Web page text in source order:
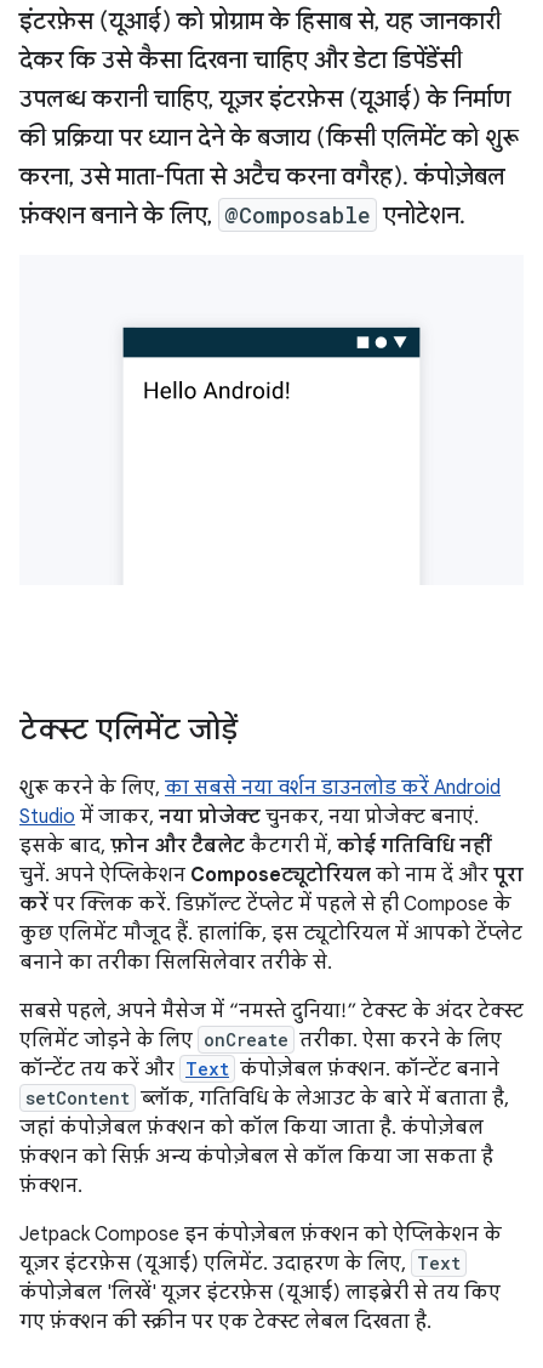
इंटरफ़ेस (यूआई) को प्रोग्राम के हिसाब से, यह जानकारी
देकर कि उसे कैसा दिखना चाहिए और डेटा डिपेंडेंसी
उपलब्ध करानी चाहिए, यूज़र इंटरफ़ेस (यूआई) के निर्माण
की प्रक्रिया पर ध्यान देने के बजाय (किसी एलिमेंट को शुरू
करना, उसे माता-पिता से अटैच करना वगैरह). कंपोज़ेबल
फ़ंक्शन बनाने के लिए, @Composable एनोटेशन.
टेक्स्ट एलिमेंट जोड़ें
शुरू करने के लिए, का सबसे नया वर्शन डाउनलोड करें Android
Studio में जाकर, नया प्रोजेक्ट चुनकर, नया प्रोजेक्ट बनाएं.
इसके बाद, फ़ोन और टैबलेट कैटगरी में, कोई गतिविधि नहीं
चुनें. अपने ऐप्लिकेशन Composeट्यूटोरियल को नाम दें और पूरा
करें पर क्लिक करें. डिफ़ॉल्ट टेंप्लेट में पहले से ही Compose के
कुछ एलिमेंट मौजूद हैं. हालांकि, इस ट्यूटोरियल में आपको टेंप्लेट
बनाने का तरीका सिलसिलेवार तरीके से.
सबसे पहले, अपने मैसेज में “नमस्ते दुनिया!” टेक्स्ट के अंदर टेक्स्ट
एलिमेंट जोड़ने के लिए onCreate तरीका. ऐसा करने के लिए
कॉन्टेंट तय करें और Text कंपोज़ेबल फ़ंक्शन. कॉन्टेंट बनाने
setContent ब्लॉक, गतिविधि के लेआउट के बारे में बताता है,
जहां कंपोज़ेबल फ़ंक्शन को कॉल किया जाता है. कंपोज़ेबल
फ़ंक्शन को सिर्फ़ अन्य कंपोज़ेबल से कॉल किया जा सकता है
फ़ंक्शन.
Jetpack Compose इन कंपोज़ेबल फ़ंक्शन को ऐप्लिकेशन के
यूज़र इंटरफ़ेस (यूआई) एलिमेंट. उदाहरण के लिए, Text
कंपोज़ेबल 'लिखें' यूज़र इंटरफ़ेस (यूआई) लाइब्रेरी से तय किए
गए फ़ंक्शन की स्क्रीन पर एक टेक्स्ट लेबल दिखता है.